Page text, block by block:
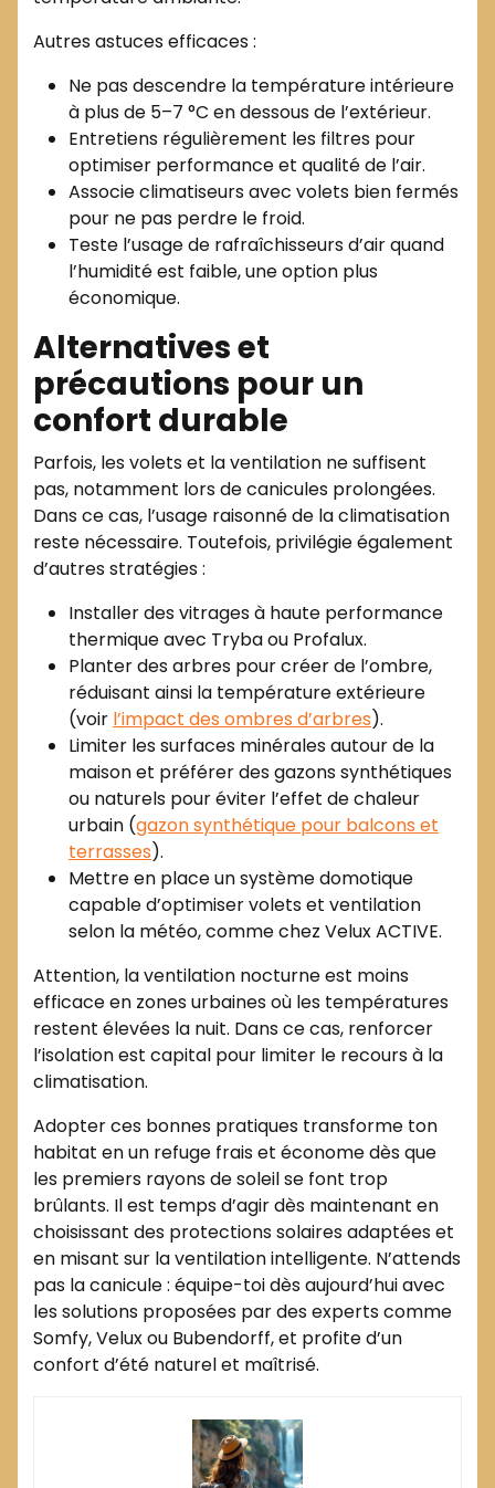
Autres astuces efficaces :
Ne pas descendre la température intérieure
à plus de 5–7 °C en dessous de l’extérieur.
Entretiens régulièrement les filtres pour
optimiser performance et qualité de l’air.
Associe climatiseurs avec volets bien fermés
pour ne pas perdre le froid.
Teste l’usage de rafraîchisseurs d’air quand
l’humidité est faible, une option plus
économique.
Alternatives et
précautions pour un
confort durable
Parfois, les volets et la ventilation ne suffisent
pas, notamment lors de canicules prolongées.
Dans ce cas, l’usage raisonné de la climatisation
reste nécessaire. Toutefois, privilégie également
d’autres stratégies :
Installer des vitrages à haute performance
thermique avec Tryba ou Profalux.
Planter des arbres pour créer de l’ombre,
réduisant ainsi la température extérieure
(voir l’impact des ombres d’arbres).
Limiter les surfaces minérales autour de la
maison et préférer des gazons synthétiques
ou naturels pour éviter l’effet de chaleur
urbain (gazon synthétique pour balcons et
terrasses).
Mettre en place un système domotique
capable d’optimiser volets et ventilation
selon la météo, comme chez Velux ACTIVE.
Attention, la ventilation nocturne est moins
efficace en zones urbaines où les températures
restent élevées la nuit. Dans ce cas, renforcer
l’isolation est capital pour limiter le recours à la
climatisation.
Adopter ces bonnes pratiques transforme ton
habitat en un refuge frais et économe dès que
les premiers rayons de soleil se font trop
brûlants. Il est temps d’agir dès maintenant en
choisissant des protections solaires adaptées et
en misant sur la ventilation intelligente. N’attends
pas la canicule : équipe-toi dès aujourd’hui avec
les solutions proposées par des experts comme
Somfy, Velux ou Bubendorff, et profite d’un
confort d’été naturel et maîtrisé.